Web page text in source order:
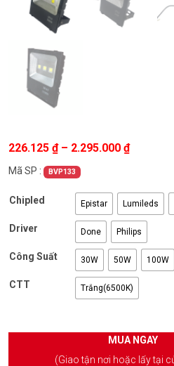
226.125 ₫ – 2.295.000 ₫Khoảng
Mã SP : BVP133
Chipled Epistar Lumileds
Driver Done Philips
Công Suất 30W 50W 100W
CTT Trắng(6500K)
MUA NGAY
(Giao tận nơi hoặc lấy tại